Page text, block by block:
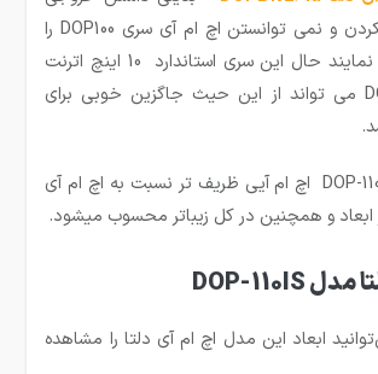
صدا استفاده میکردن و نمی توانستن اچ ام آی سری DOP100 را
جایگزین سری B نمایند حال این سری استاندارد 10 اینچ اترنت
دار دلتا DOP110IS می تواند از این حیث جاگزین خوبی برای
4- اچ ام آی DOP-110WS اچ ام آیی ظریف تر نسبت به اچ ام آی
ابعاد این مدل اچ ام آی دلتا را مشاهده